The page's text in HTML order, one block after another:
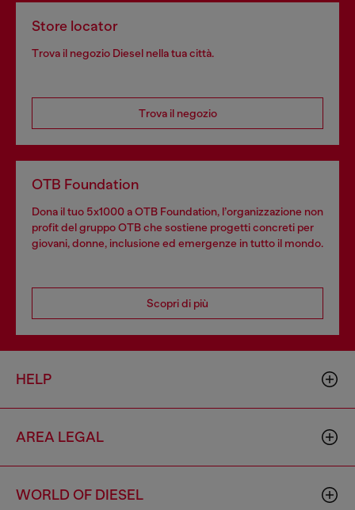
Store locator
Trova il negozio Diesel nella tua città.
Trova il negozio
OTB Foundation
Dona il tuo 5x1000 a OTB Foundation, l’organizzazione non
profit del gruppo OTB che sostiene progetti concreti per
giovani, donne, inclusione ed emergenze in tutto il mondo.
Scopri di più
HELP
AREA LEGAL
WORLD OF DIESEL